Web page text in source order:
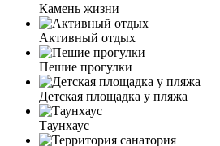
Камень жизни
Активный отдых
Пешие прогулки
Детская площадка у пляжа
Таунхаус